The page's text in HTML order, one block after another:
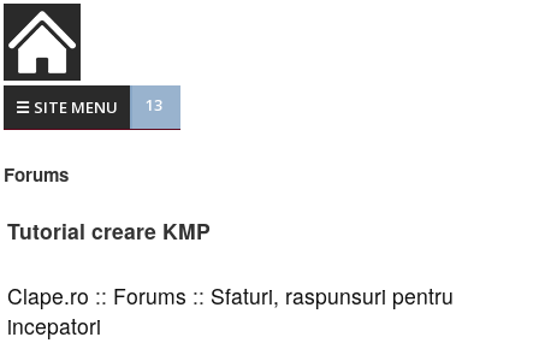
☰ SITE MENU 13
Forums
Tutorial creare KMP
Clape.ro :: Forums :: Sfaturi, raspunsuri pentru
incepatori